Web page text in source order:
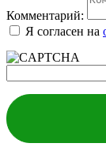
Комментарий:
Я согласен на